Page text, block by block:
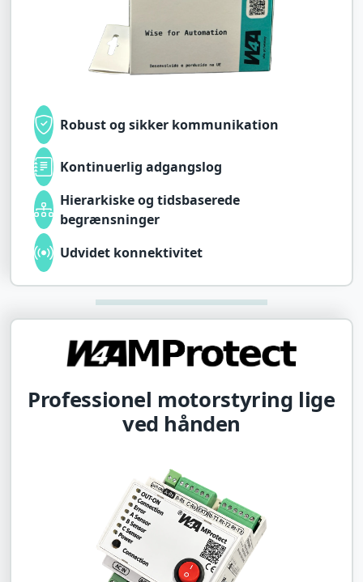
Robust og sikker kommunikation
Kontinuerlig adgangslog
Hierarkiske og tidsbaserede
begrænsninger
Udvidet konnektivitet
Professionel motorstyring lige
ved hånden